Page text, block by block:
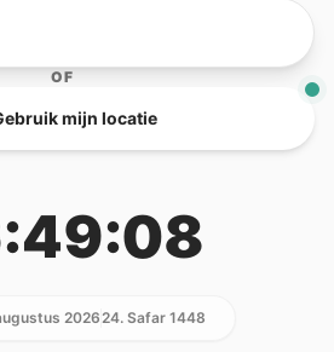
OF
mijn locatie
202624. Safar 1448